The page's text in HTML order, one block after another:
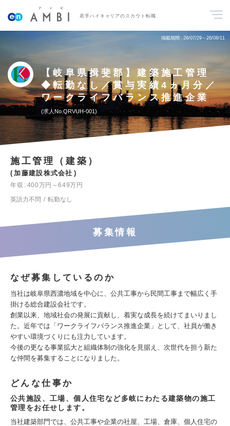
若手ハイキャリアのスカウト転職
掲載期間 26/07/29～26/08/11
【岐阜県揖斐郡】建築施工管理
◆転勤なし／賞与実績4ヵ月分／
ワークライフバランス推進企業
求人No.QRVUH-001
施工管理（建築）
加藤建設株式会社
年収
400万円～649万円
英語力不問
転勤なし
募集情報
なぜ募集しているのか
当社は岐阜県西濃地域を中心に、公共工事から民間工事まで幅広く手
掛ける総合建設会社です。
創業以来、地域社会の発展に貢献し、着実な成長を続けてまいりまし
た。近年では「ワークライフバランス推進企業」として、社員が働き
やすい環境づくりにも注力しています。
今後の更なる事業拡大と組織体制の強化を見据え、次世代を担う新た
な仲間を募集することになりました。
どんな仕事か
公共施設、工場、個人住宅など多岐にわたる建築物の施工
管理をお任せします。
当社建築部門では、公共工事や企業の社屋、工場、倉庫、個人住宅の